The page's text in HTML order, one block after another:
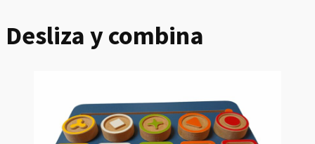
Desliza y combina